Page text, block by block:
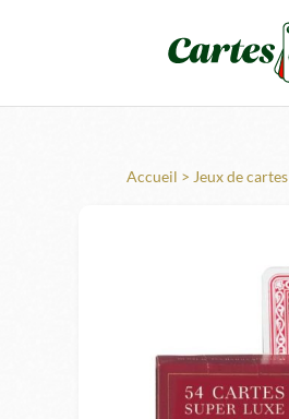
Accueil > Jeux de cartes